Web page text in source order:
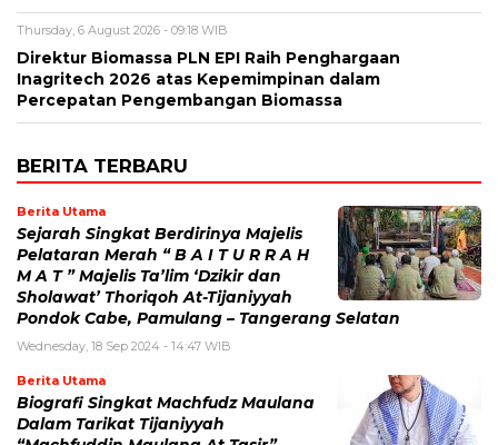
Thursday, 6 August 2026 - 09:18 WIB
Direktur Biomassa PLN EPI Raih Penghargaan
Inagritech 2026 atas Kepemimpinan dalam
Percepatan Pengembangan Biomassa
BERITA TERBARU
Berita Utama
Sejarah Singkat Berdirinya Majelis
Pelataran Merah “ B A I T U R R A H
M A T ” Majelis Ta’lim ‘Dzikir dan
Sholawat’ Thoriqoh At-Tijaniyyah
Pondok Cabe, Pamulang – Tangerang Selatan
Wednesday, 18 Sep 2024 - 14:47 WIB
Berita Utama
Biografi Singkat Machfudz Maulana
Dalam Tarikat Tijaniyyah